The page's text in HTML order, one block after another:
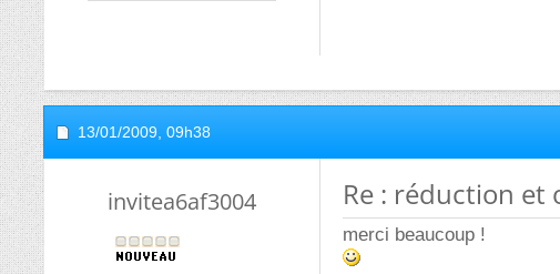
13/01/2009, 09h38
invitea6af3004 Re : réduction et
merci beaucoup !